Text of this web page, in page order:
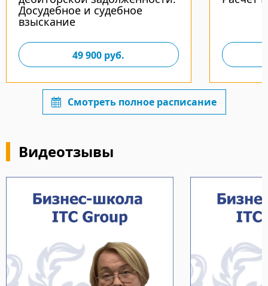
Досудебное и судебное
взыскание
49 900 руб.
Смотреть полное расписание
Видеотзывы